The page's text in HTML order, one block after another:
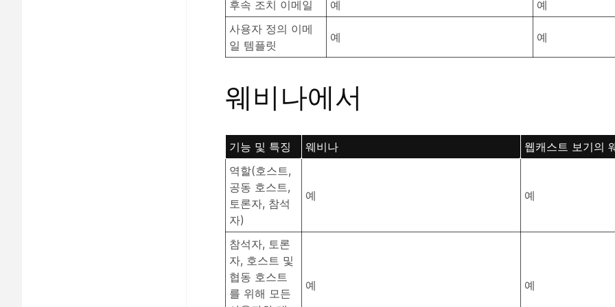
후속 조치 이메일 예
예
사용자 정의 이메
일 템플릿
예 예
웨비나에서
기능 및 특징 웨비나
웹캐스트 보기의
역할(호스트,
공동 호스트,
토론자, 참석
자)
예 예
참석자, 토론
자, 호스트 및
협동 호스트
를 위해 모든
예 예